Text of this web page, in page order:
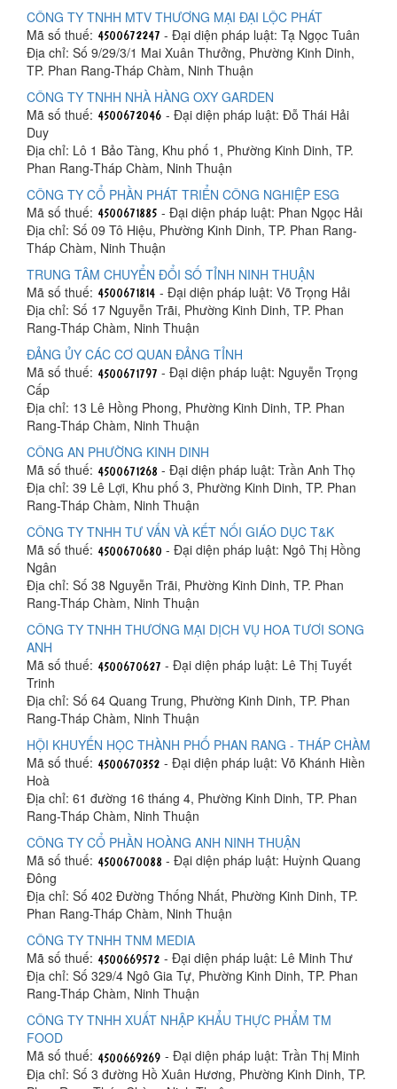
CÔNG TY TNHH MTV THƯƠNG MẠI ĐẠI LỘC PHÁT
Mã số thuế:
- Đại diện pháp luật: Tạ Ngọc Tuân
Địa chỉ: Số 9/29/3/1 Mai Xuân Thưởng, Phường Kinh Dinh,
TP. Phan Rang-Tháp Chàm, Ninh Thuận
CÔNG TY TNHH NHÀ HÀNG OXY GARDEN
Mã số thuế:
- Đại diện pháp luật: Đỗ Thái Hải
Duy
Địa chỉ: Lô 1 Bảo Tàng, Khu phố 1, Phường Kinh Dinh, TP.
Phan Rang-Tháp Chàm, Ninh Thuận
CÔNG TY CỔ PHẦN PHÁT TRIỂN CÔNG NGHIỆP ESG
Mã số thuế:
- Đại diện pháp luật: Phan Ngọc Hải
Địa chỉ: Số 09 Tô Hiệu, Phường Kinh Dinh, TP. Phan Rang-
Tháp Chàm, Ninh Thuận
TRUNG TÂM CHUYỂN ĐỔI SỐ TỈNH NINH THUẬN
Mã số thuế:
- Đại diện pháp luật: Võ Trọng Hải
Địa chỉ: Số 17 Nguyễn Trãi, Phường Kinh Dinh, TP. Phan
Rang-Tháp Chàm, Ninh Thuận
ĐẢNG ỦY CÁC CƠ QUAN ĐẢNG TỈNH
Mã số thuế:
- Đại diện pháp luật: Nguyễn Trọng
Cấp
Địa chỉ: 13 Lê Hồng Phong, Phường Kinh Dinh, TP. Phan
Rang-Tháp Chàm, Ninh Thuận
CÔNG AN PHƯỜNG KINH DINH
Mã số thuế:
- Đại diện pháp luật: Trần Anh Thọ
Địa chỉ: 39 Lê Lợi, Khu phố 3, Phường Kinh Dinh, TP. Phan
Rang-Tháp Chàm, Ninh Thuận
CÔNG TY TNHH TƯ VẤN VÀ KẾT NỐI GIÁO DỤC T&K
Mã số thuế:
- Đại diện pháp luật: Ngô Thị Hồng
Ngân
Địa chỉ: Số 38 Nguyễn Trãi, Phường Kinh Dinh, TP. Phan
Rang-Tháp Chàm, Ninh Thuận
CÔNG TY TNHH THƯƠNG MẠI DỊCH VỤ HOA TƯƠI SONG
ANH
Mã số thuế:
- Đại diện pháp luật: Lê Thị Tuyết
Trinh
Địa chỉ: Số 64 Quang Trung, Phường Kinh Dinh, TP. Phan
Rang-Tháp Chàm, Ninh Thuận
HỘI KHUYẾN HỌC THÀNH PHỐ PHAN RANG - THÁP CHÀM
Mã số thuế:
- Đại diện pháp luật: Võ Khánh Hiền
Hoà
Địa chỉ: 61 đường 16 tháng 4, Phường Kinh Dinh, TP. Phan
Rang-Tháp Chàm, Ninh Thuận
CÔNG TY CỔ PHẦN HOÀNG ANH NINH THUẬN
Mã số thuế:
- Đại diện pháp luật: Huỳnh Quang
Đông
Địa chỉ: Số 402 Đường Thống Nhất, Phường Kinh Dinh, TP.
Phan Rang-Tháp Chàm, Ninh Thuận
CÔNG TY TNHH TNM MEDIA
Mã số thuế:
- Đại diện pháp luật: Lê Minh Thư
Địa chỉ: Số 329/4 Ngô Gia Tự, Phường Kinh Dinh, TP. Phan
Rang-Tháp Chàm, Ninh Thuận
CÔNG TY TNHH XUẤT NHẬP KHẨU THỰC PHẨM TM
FOOD
Mã số thuế:
- Đại diện pháp luật: Trần Thị Minh
Địa chỉ: Số 3 đường Hồ Xuân Hương, Phường Kinh Dinh, TP.